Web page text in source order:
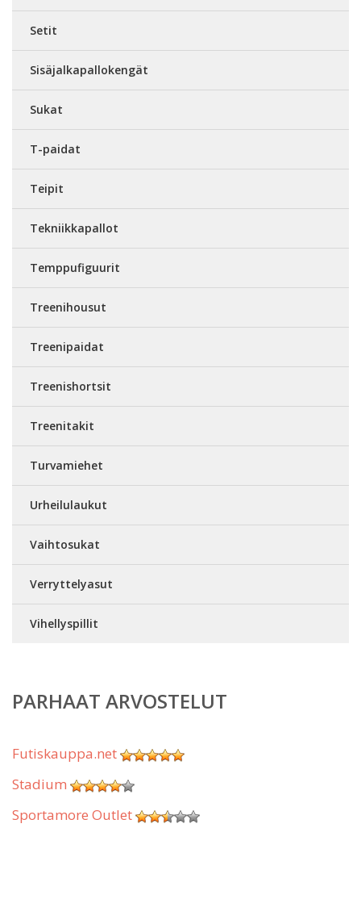
Setit
Sisäjalkapallokengät
Sukat
T-paidat
Teipit
Tekniikkapallot
Temppufiguurit
Treenihousut
Treenipaidat
Treenishortsit
Treenitakit
Turvamiehet
Urheilulaukut
Vaihtosukat
Verryttelyasut
Vihellyspillit
PARHAAT ARVOSTELUT
Futiskauppa.net
Stadium
Sportamore Outlet